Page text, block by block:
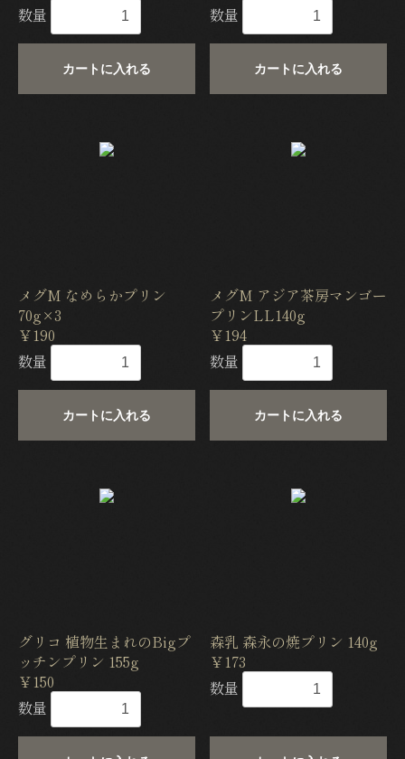
数量
カートに入れる
数量
カートに入れる
メグM なめらかプリン
70g×3
￥190
数量
カートに入れる
メグM アジア茶房マンゴー
プリンLL140g
￥194
数量
カートに入れる
グリコ 植物生まれのBigプ
ッチンプリン 155g
￥150
数量
森乳 森永の焼プリン 140g
￥173
数量